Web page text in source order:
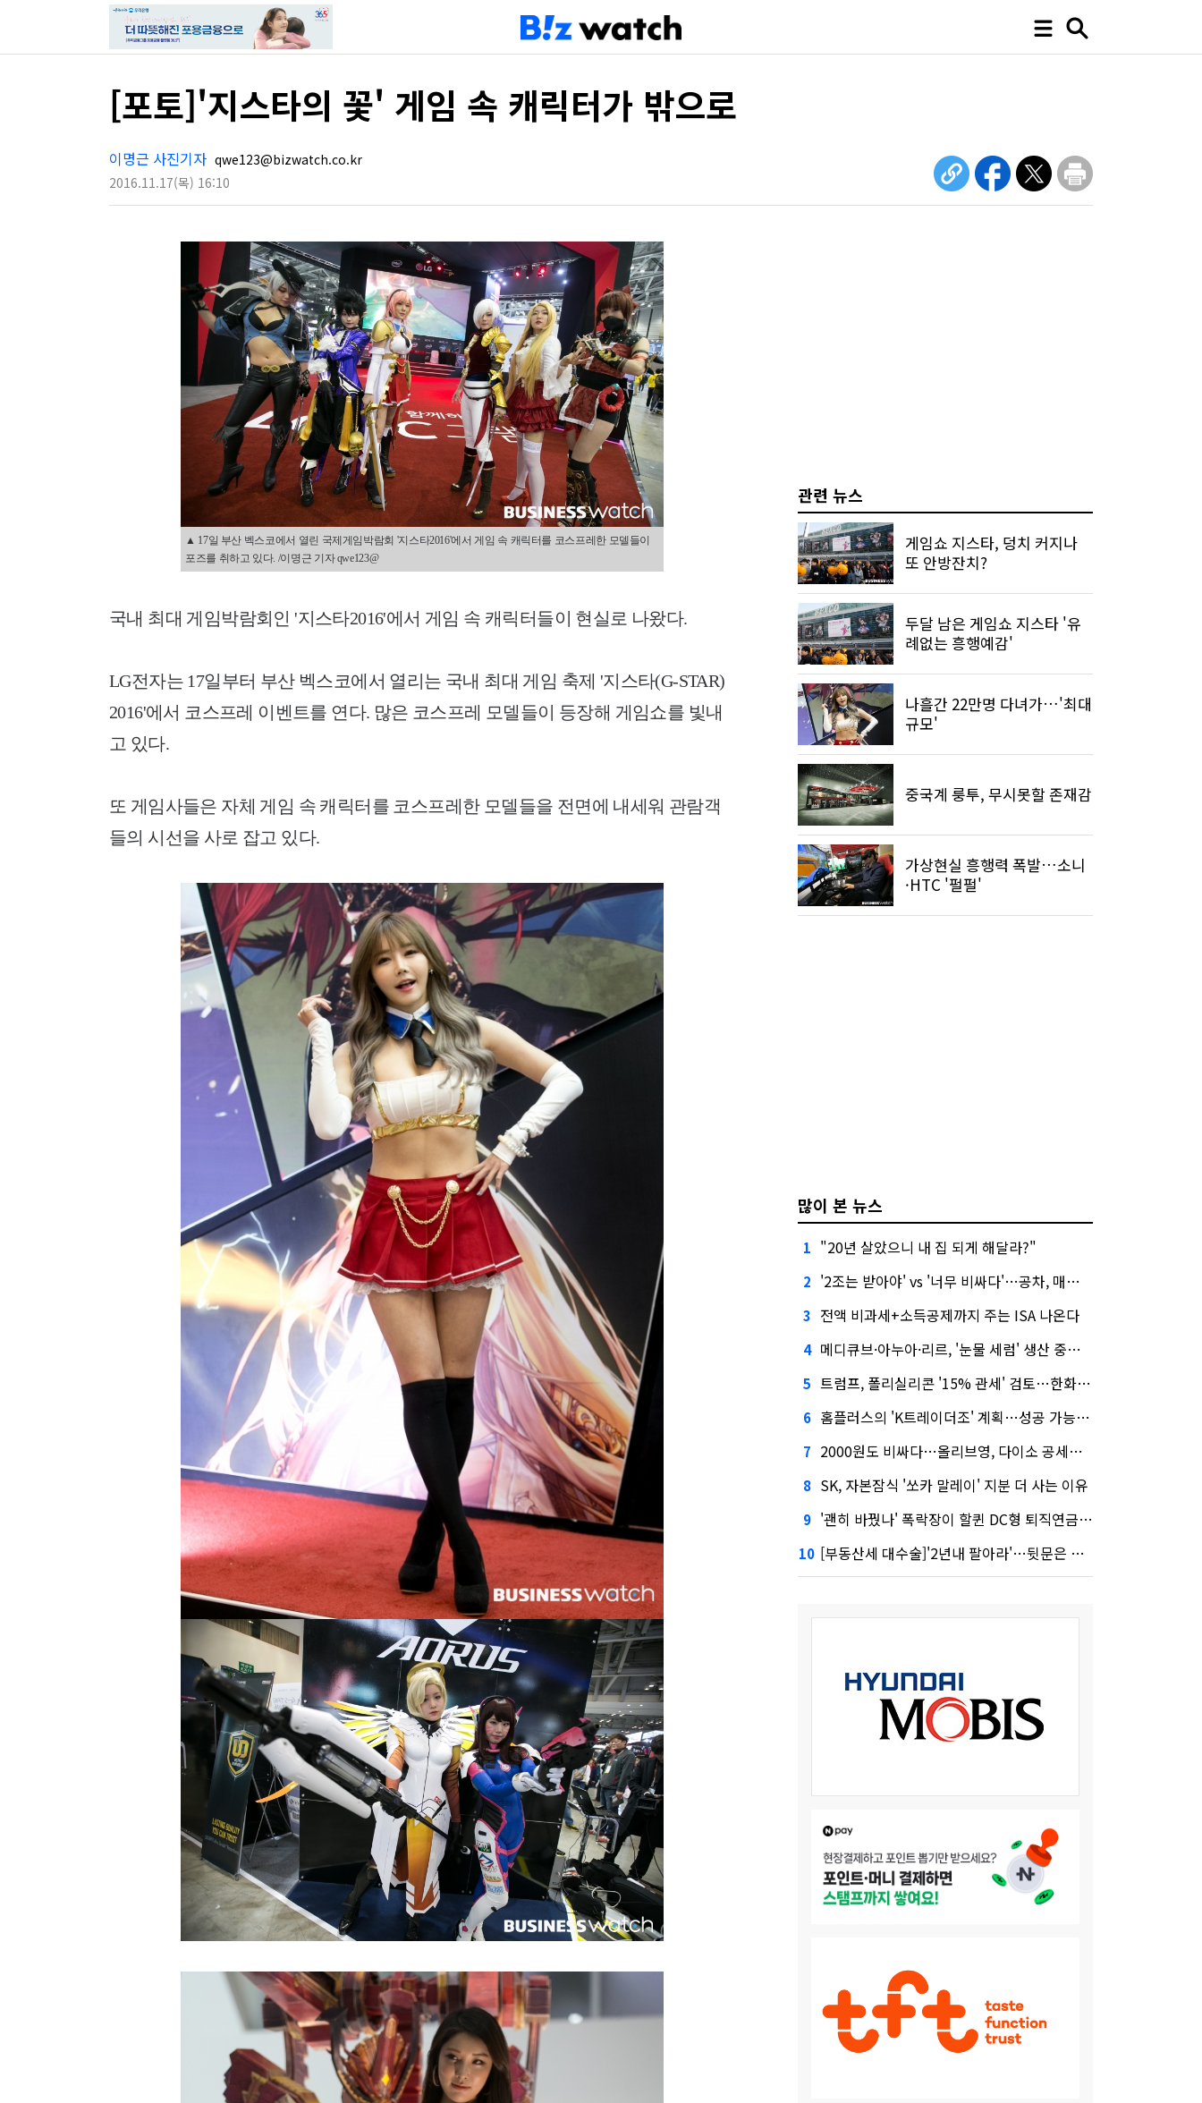
[포토]'지스타의 꽃' 게임 속 캐릭터가 밖으로
이명근 사진기자 qwe123@bizwatch.co.kr
2016.11.17(목) 16:10
▲ 17일 부산 벡스코에서 열린 국제게임박람회 '지스타2016'에서 게임 속 캐릭터를 코스프레한 모델들이
포즈를 취하고 있다. /이명근 기자 qwe123@
국내 최대 게임박람회인 '지스타2016'에서 게임 속 캐릭터들이 현실로 나왔다.
LG전자는 17일부터 부산 벡스코에서 열리는 국내 최대 게임 축제 '지스타(G-STAR)
2016'에서 코스프레 이벤트를 연다. 많은 코스프레 모델들이 등장해 게임쇼를 빛내
고 있다.
또 게임사들은 자체 게임 속 캐릭터를 코스프레한 모델들을 전면에 내세워 관람객
들의 시선을 사로 잡고 있다.
관련 뉴스
게임쇼 지스타, 덩치 커지나
또 안방잔치?
두달 남은 게임쇼 지스타 '유
례없는 흥행예감'
나흘간 22만명 다녀가…'최대
규모'
중국계 룽투, 무시못할 존재감
가상현실 흥행력 폭발…소니
·HTC '펄펄'
많이 본 뉴스
1 "20년 살았으니 내 집 되게 해달라?"
2 '2조는 받아야' vs '너무 비싸다'…공차, 매각 성공할까
3 전액 비과세+소득공제까지 주는 ISA 나온다
4 메디큐브·아누아·리르, '눈물 세럼' 생산 중단한다
5 트럼프, 폴리실리콘 '15% 관세' 검토…한화큐셀·OCI 영향은?
6 홈플러스의 'K트레이더조' 계획…성공 가능성은 '글쎄'
7 2000원도 비싸다…올리브영, 다이소 공세에 '가성비'로 맞불
8 SK, 자본잠식 '쏘카 말레이' 지분 더 사는 이유
9 '괜히 바꿨나' 폭락장이 할퀸 DC형 퇴직연금…전문가 조언은
10 [부동산세 대수술]'2년내 팔아라'…뒷문은 열었다